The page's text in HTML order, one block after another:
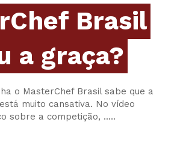
Brasil
a graça?
o MasterChef Brasil sabe que a
muito cansativa. No vídeo
sobre a competição, ..…